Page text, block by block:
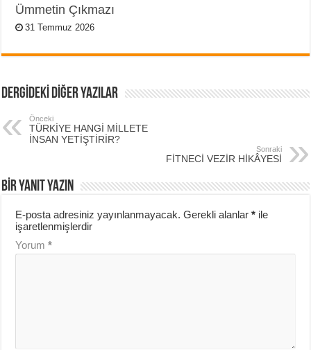
Ümmetin Çıkmazı
31 Temmuz 2026
DERGİDEKİ DİĞER YAZILAR
Önceki
TÜRKİYE HANGİ MİLLETE
İNSAN YETİŞTİRİR?
Sonraki
FİTNECİ VEZİR HİKÂYESİ
BIR YANIT YAZIN
E-posta adresiniz yayınlanmayacak. Gerekli alanlar* ile
işaretlenmişlerdir
Yorum*